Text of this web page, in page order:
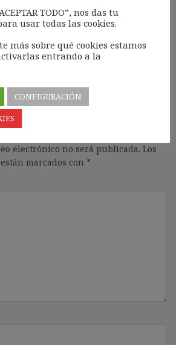
CONTRATO POR
INCAPACIDAD
PERMANENTE TOTAL: A
PROPÓSITO DE LA STS
electrónico no será publicada. Los
marcados con *
TODO”, nos das tu
usar todas las cookies.
más sobre qué cookies estamos
entrando a la
CONFIGURACIÓN